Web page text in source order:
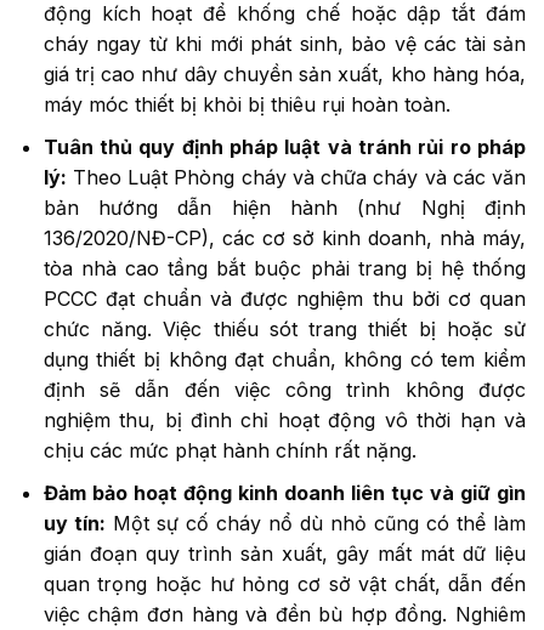
động kích hoạt để khống chế hoặc dập tắt đám
cháy ngay từ khi mới phát sinh, bảo vệ các tài sản
giá trị cao như dây chuyền sản xuất, kho hàng hóa,
máy móc thiết bị khỏi bị thiêu rụi hoàn toàn.
Tuân thủ quy định pháp luật và tránh rủi ro pháp
lý: Theo Luật Phòng cháy và chữa cháy và các văn
bản hướng dẫn hiện hành (như Nghị định
136/2020/NĐ-CP), các cơ sở kinh doanh, nhà máy,
tòa nhà cao tầng bắt buộc phải trang bị hệ thống
PCCC đạt chuẩn và được nghiệm thu bởi cơ quan
chức năng. Việc thiếu sót trang thiết bị hoặc sử
dụng thiết bị không đạt chuẩn, không có tem kiểm
định sẽ dẫn đến việc công trình không được
nghiệm thu, bị đình chỉ hoạt động vô thời hạn và
chịu các mức phạt hành chính rất nặng.
Đảm bảo hoạt động kinh doanh liên tục và giữ gìn
uy tín: Một sự cố cháy nổ dù nhỏ cũng có thể làm
gián đoạn quy trình sản xuất, gây mất mát dữ liệu
quan trọng hoặc hư hỏng cơ sở vật chất, dẫn đến
việc chậm đơn hàng và đền bù hợp đồng. Nghiêm